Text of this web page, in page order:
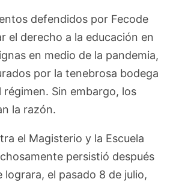
defendidos por Fecode
el derecho a la educación en
en medio de la pandemia,
por la tenebrosa bodega
régimen. Sin embargo, los
la razón.
el Magisterio y la Escuela
persistió después
lograra, el pasado 8 de julio,